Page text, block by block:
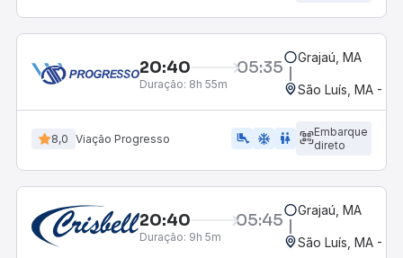
20:40 05:35
Duração: 8h 55m
Grajaú, MA
São Luís, MA -
8,0 Viação Progresso airline_seat_legroom_extra ac_unit wc
Embarque
direto
20:40 05:45
Duração: 9h 5m
Grajaú, MA
São Luís, MA -